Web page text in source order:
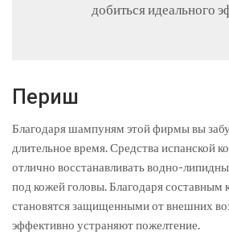
добиться идеального
Периш
Благодаря шампуням этой фирмы вы
длительное время. Средства испанской
отлично восстанавливать водно-
под кожей головы. Благодаря составным
становятся защищенными от внешних
эффективно устраняют пожелтение.